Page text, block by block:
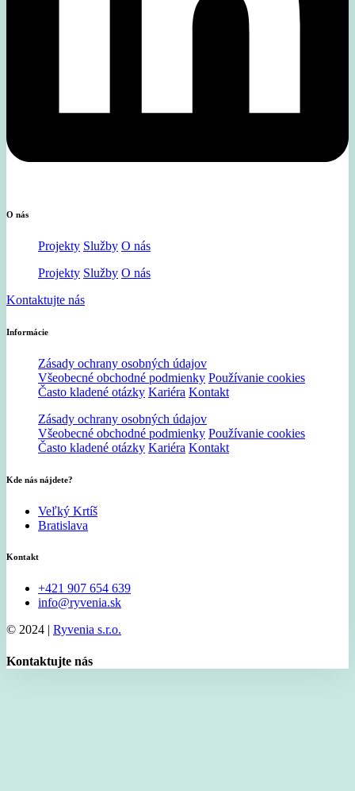
O nás
Projekty Služby O nás
Projekty Služby O nás
Kontaktujte nás
Informácie
Zásady ochrany osobných údajov
Všeobecné obchodné podmienky Používanie cookies
Často kladené otázky Kariéra Kontakt
Zásady ochrany osobných údajov
Všeobecné obchodné podmienky Používanie cookies
Často kladené otázky Kariéra Kontakt
Kde nás nájdete?
Veľký Krtíš
Bratislava
Kontakt
+421 907 654 639
info@ryvenia.sk
© 2024 | Ryvenia s.r.o.
Kontaktujte nás